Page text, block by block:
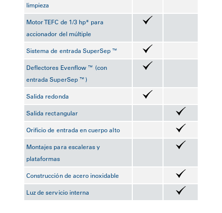
limpieza
Motor TEFC de 1/3 hp* para
accionador del múltiple
Sistema de entrada SuperSep ™
Deflectores Evenflow ™ (con
entrada SuperSep ™)
Salida redonda
Salida rectangular
Orificio de entrada en cuerpo alto
Montajes para escaleras y
plataformas
Construcción de acero inoxidable
Luz de servicio interna